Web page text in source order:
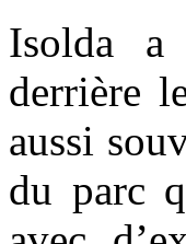
Isolda a
derrière
aussi
du parc